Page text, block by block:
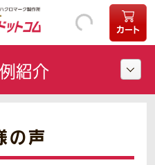
カート
の声
紹介